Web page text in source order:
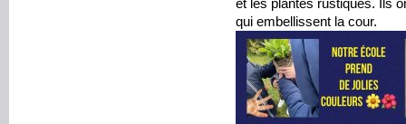
et les plantes rustiques. Ils
qui embellissent la cour.